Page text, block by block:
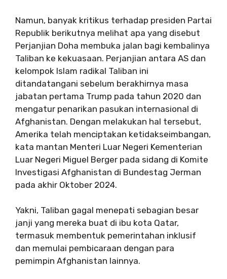
Namun, banyak kritikus terhadap presiden Partai
Republik berikutnya melihat apa yang disebut
Perjanjian Doha membuka jalan bagi kembalinya
Taliban ke kekuasaan. Perjanjian antara AS dan
kelompok Islam radikal Taliban ini
ditandatangani sebelum berakhirnya masa
jabatan pertama Trump pada tahun 2020 dan
mengatur penarikan pasukan internasional di
Afghanistan. Dengan melakukan hal tersebut,
Amerika telah menciptakan ketidakseimbangan,
kata mantan Menteri Luar Negeri Kementerian
Luar Negeri Miguel Berger pada sidang di Komite
Investigasi Afghanistan di Bundestag Jerman
pada akhir Oktober 2024.
Yakni, Taliban gagal menepati sebagian besar
janji yang mereka buat di ibu kota Qatar,
termasuk membentuk pemerintahan inklusif
dan memulai pembicaraan dengan para
pemimpin Afghanistan lainnya.